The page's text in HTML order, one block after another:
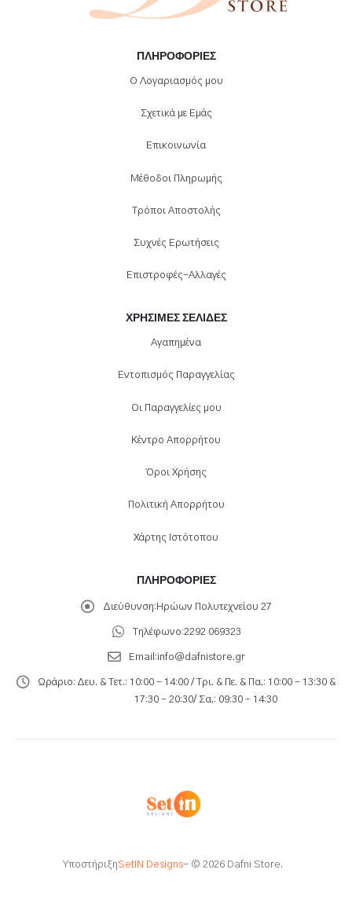
ΠΛΗΡΟΦΟΡΊΕΣ
Ο Λογαριασμός μου
Σχετικά με Εμάς
Επικοινωνία
Μέθοδοι Πληρωμής
Τρόποι Αποστολής
Συχνές Ερωτήσεις
Επιστροφές-Αλλαγές
ΧΡΉΣΙΜΕΣ ΣΕΛΊΔΕΣ
Αγαπημένα
Εντοπισμός Παραγγελίας
Οι Παραγγελίες μου
Κέντρο Απορρήτου
Όροι Χρήσης
Πολιτική Απορρήτου
Χάρτης Ιστότοπου
ΠΛΗΡΟΦΟΡΊΕΣ
Διεύθυνση: Ηρώων Πολυτεχνείου 27
Τηλέφωνο:2292 069323
Email:info@dafnistore.gr
Ωράριο: Δευ. & Τετ.: 10:00 - 14:00 / Τρι. & Πε. & Πα.: 10:00 – 13:30 &
17:30 – 20:30/ Σα.: 09:30 – 14:30
ΥποστήριξηSetIN Designs- © 2026 Dafni Store.